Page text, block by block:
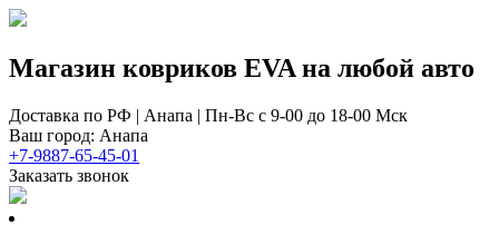
Магазин ковриков EVA ​на любой авто
Доставка по РФ | Анапа | Пн-Вс с 9-00 до 18-00 Мск
Ваш город: Анапа
+7-9887-65-45-01
Заказать звонок